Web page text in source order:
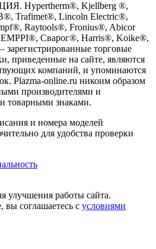
Hypertherm®, Kjellberg ®,
Trafimet®, Lincoln Electric®,
Raytools®, Fronius®, Abicor
Сварог®, Harris®, Koike®,
торговые
приведенные на сайте, являются
компаний, и упоминаются
Plazma-online.ru никоим образом
производителями и
товарными знаками.
и номера моделей
для удобства проверки
улучшения работы сайта.
вы соглашаетесь с условиями